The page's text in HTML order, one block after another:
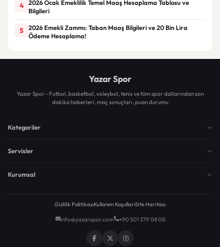
4
2026 Ocak Emeklilik Temel Maaş Hesaplama Tablosu ve
Bilgileri
5
2026 Emekli Zammı: Taban Maaş Bilgileri ve 20 Bin Lira
Ödeme Hesaplama!
Yazar Spor
Yazar Spor - Futbol, basketbol, voleybol, tenis ve tüm spor dallarından son
dakika haberleri, maç sonuçları, puan durumu
Kategoriler
Servisler
Kurumsal
Gizlilik PolitikasıKullanım KoşullarıSite Haritası
info@yazarspor.com +90 501 379 08 08